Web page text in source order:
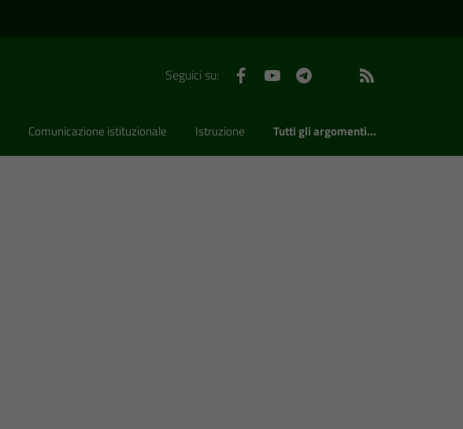
Seguici su: FacebookYouTube WhatsApp
Comunicazione istituzionale Istruzione Tutti gli argomenti...